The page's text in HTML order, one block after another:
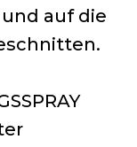
auf die